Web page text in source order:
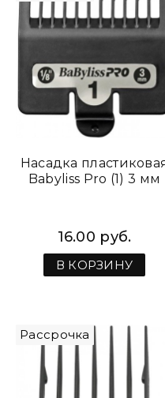
Насадка
Babyliss Pro (1) 3 мм
16.00 руб.
В КОРЗИНУ
Рассрочка